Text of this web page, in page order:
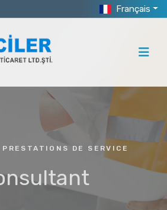
Français
PRESTATIONS DE SERVICE